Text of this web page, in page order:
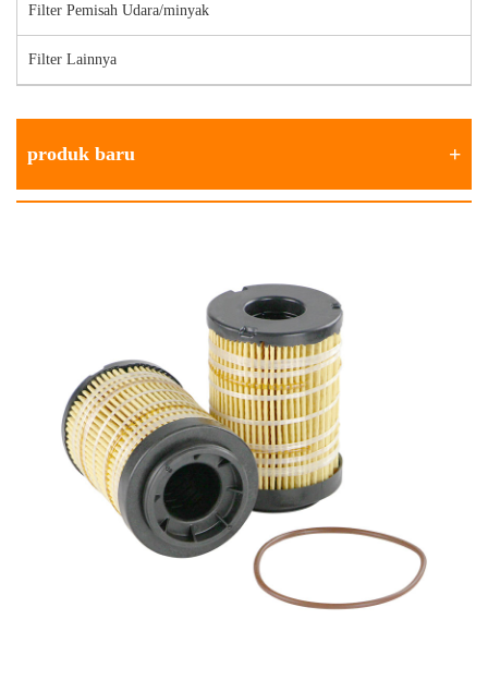
Filter Pemisah Udara/minyak
Filter Lainnya
produk baru